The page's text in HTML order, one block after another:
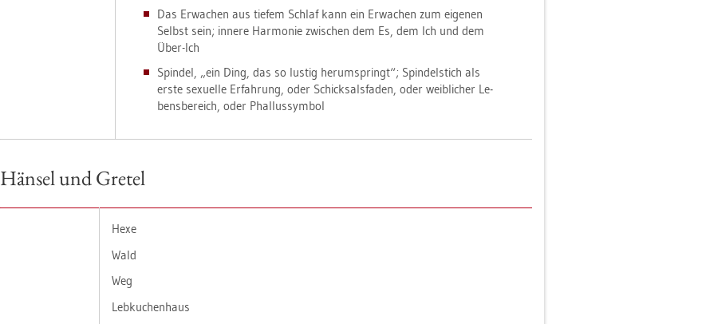
Das Er­wa­chen aus tie­fem Schlaf kann ein Er­wa­chen zum ei­ge­nen
Selbst sein; in­ne­re Har­mo­nie zwi­schen dem Es, dem Ich und dem
Über-Ich
Spin­del, „ein Ding, das so lus­tig her­um­springt“; Spin­del­stich als
erste se­xu­el­le Er­fah­rung, oder Schick­sals­fa­den, oder weib­li­cher Le­
bens­be­reich, oder Phal­lus­sym­bol
Hän­sel und Gre­tel
Hexe
Wald
Weg
Leb­ku­chen­haus